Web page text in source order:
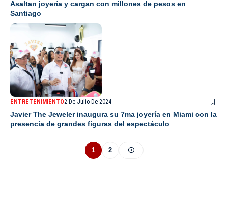
Asaltan joyería y cargan con millones de pesos en
Santiago
ENTRETENIMIENTO2 De Julio De 2024
Javier The Jeweler inaugura su 7ma joyería en Miami con la
presencia de grandes figuras del espectáculo
1 2